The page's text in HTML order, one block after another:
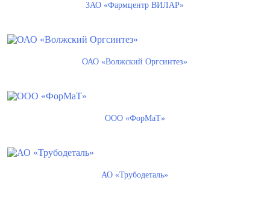
ЗАО «Фармцентр ВИЛАР»
ОАО «Волжский Оргсинтез»
ООО «ФорМаТ»
АО «Трубодеталь»